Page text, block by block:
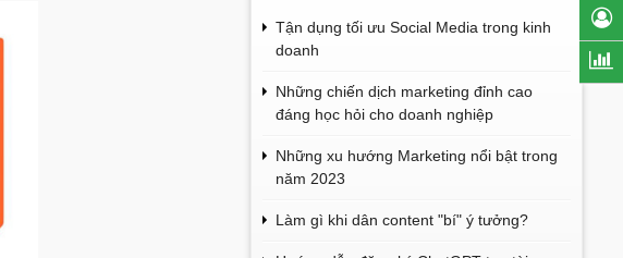
Tận dụng tối ưu Social Media trong kinh
doanh
Những chiến dịch marketing đỉnh cao
đáng học hỏi cho doanh nghiệp
Những xu hướng Marketing nổi bật trong
năm 2023
Làm gì khi dân content "bí" ý tưởng?